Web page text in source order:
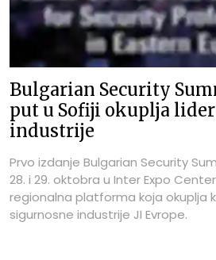
Bulgarian Security
put u Sofiji okuplja
industrije
Prvo izdanje Bulgarian Security
28. i 29. oktobra u Inter Expo
regionalna platforma koja okuplja
sigurnosne industrije JI Evrope.